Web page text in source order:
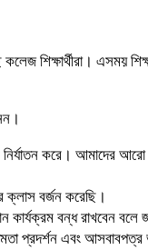
শিক্ষার্থীরা। এসময়
করে। আমাদের
বর্জন করেছি।
কার্যক্রম বন্ধ রাখবেন বলে
প্রদর্শন এবং